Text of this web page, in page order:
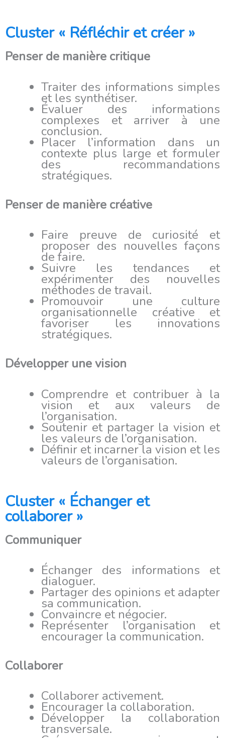
Cluster « Réfléchir et créer »
Penser de manière critique
Traiter des informations simples
et les synthétiser.
Évaluer des informations
complexes et arriver à une
conclusion.
Placer l’information dans un
contexte plus large et formuler
des recommandations
stratégiques.
Penser de manière créative
Faire preuve de curiosité et
proposer des nouvelles façons
de faire.
Suivre les tendances et
expérimenter des nouvelles
méthodes de travail.
Promouvoir une culture
organisationnelle créative et
favoriser les innovations
stratégiques.
Développer une vision
Comprendre et contribuer à la
vision et aux valeurs de
l’organisation.
Soutenir et partager la vision et
les valeurs de l’organisation.
Définir et incarner la vision et les
valeurs de l’organisation.
Cluster « Échanger et
collaborer »
Communiquer
Échanger des informations et
dialoguer.
Partager des opinions et adapter
sa communication.
Convaincre et négocier.
Représenter l’organisation et
encourager la communication.
Collaborer
Collaborer activement.
Encourager la collaboration.
Développer la collaboration
transversale.